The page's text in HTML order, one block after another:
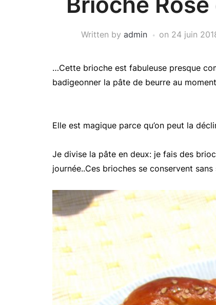
Written by admin on 24 juin
…Cette brioche est fabuleuse presque
badigeonner la pâte de beurre au
Elle est magique parce qu’on peut la
Je divise la pâte en deux: je fais des
journée..Ces brioches se conservent